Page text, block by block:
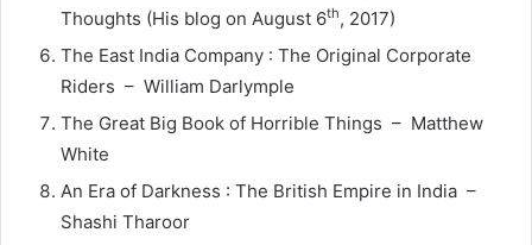
Thoughts (His blog on August 6th, 2017)
The East India Company : The Original Corporate
Riders – William Darlymple
The Great Big Book of Horrible Things – Matthew
White
An Era of Darkness : The British Empire in India –
Shashi Tharoor